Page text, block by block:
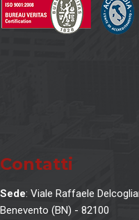
Contatti
Sede: Viale Raffaele
Benevento (BN) - 82100